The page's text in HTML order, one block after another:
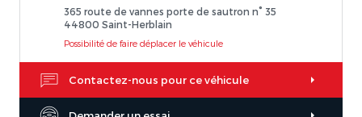
365 route de vannes porte de sautron n° 35
44800 Saint-Herblain
Possibilité de faire déplacer le véhicule
Contactez-nous pour ce véhicule